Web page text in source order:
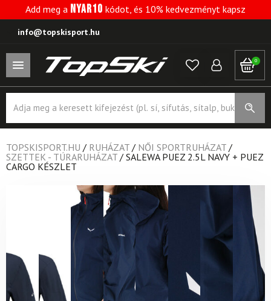
Add meg a NYAR10 kódot, és 10% kedvezményt kapsz
info@topskisport.hu
0
search
TOPSKISPORT.HU / RUHÁZAT / NŐI SPORTRUHÁZAT /
SZETTEK - TÚRARUHÁZAT / SALEWA PUEZ 2.5L NAVY + PUEZ
CARGO KÉSZLET